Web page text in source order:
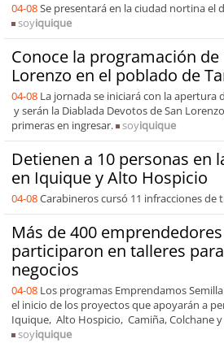
04-08Se presentará en la ciudad nortina el
soyiquique
Conoce la programación de
Lorenzo en el poblado de
04-08 La jornada se iniciará con la apertura
y serán la Diablada Devotos de San
primeras en ingresar.
soyiquique
Detienen a 10 personas en
en Iquique y Alto Hospicio
04-08Carabineros cursó 11 infracciones de
Más de 400
participaron en talleres
negocios
04-08 Los programas Emprendamos
el inicio de los proyectos que apoyarán a
Iquique, Alto Hospicio, Camiña, Colchane
soyiquique